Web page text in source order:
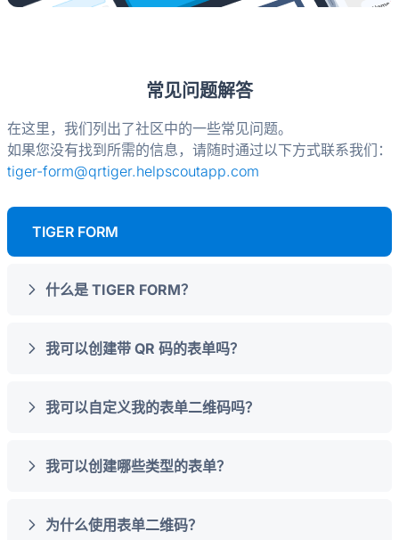
常见问题解答
在这里，我们列出了社区中的一些常见问题。
如果您没有找到所需的信息，请随时通过以下方式联系我们：
tiger-form@qrtiger.helpscoutapp.com
TIGER FORM
什么是 TIGER FORM？
我可以创建带 QR 码的表单吗？
我可以自定义我的表单二维码吗？
我可以创建哪些类型的表单？
为什么使用表单二维码？